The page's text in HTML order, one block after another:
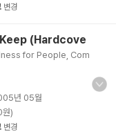
변경
(Hardcove
for People, Com
년 05월
)
변경